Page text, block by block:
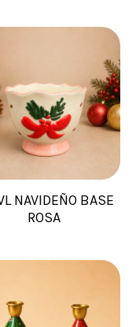
NAVIDEÑO BASE
ROSA